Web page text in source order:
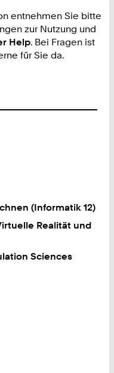
entnehmen Sie bitte
zur Nutzung und
Help. Bei Fragen ist
für Sie da.
(Informatik 12)
Realität und
Sciences